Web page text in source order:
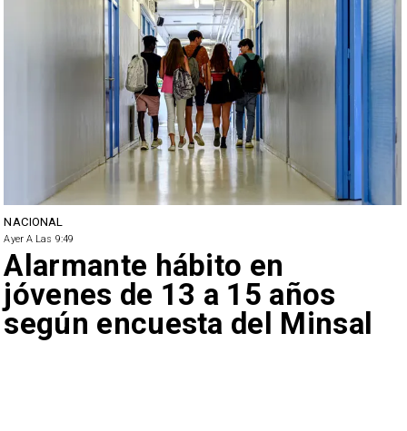
NACIONAL
Ayer A Las 9:49
Alarmante hábito en
jóvenes de 13 a 15 años
según encuesta del Minsal